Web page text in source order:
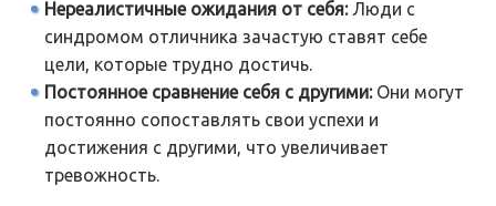
Нереалистичные ожидания от себя:Люди с
синдромом отличника зачастую ставят себе
цели, которые трудно достичь.
Постоянное сравнение себя с другими:Они могут
постоянно сопоставлять свои успехи и
достижения с другими, что увеличивает
тревожность.